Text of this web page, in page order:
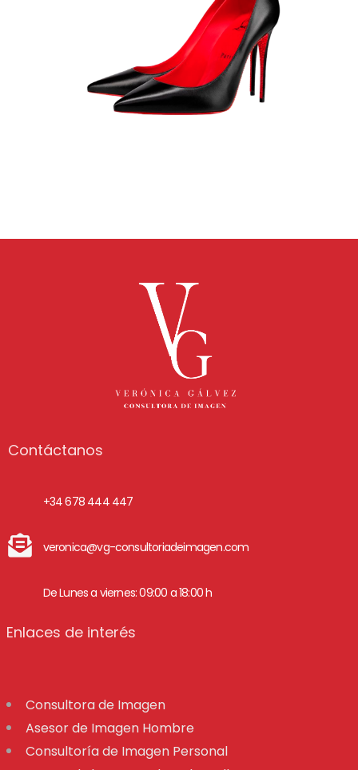
Contáctanos
+34 678 444 447
veronica@vg-consultoriadeimagen.com
De Lunes a viernes: 09:00 a 18:00 h
Enlaces de interés
Consultora de Imagen
Asesor de Imagen Hombre
Consultoría de Imagen Personal